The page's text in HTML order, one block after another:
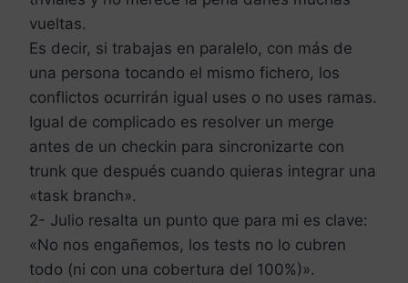
vueltas.
Es decir, si trabajas en paralelo, con más de
una persona tocando el mismo fichero, los
conflictos ocurrirán igual uses o no uses ramas.
Igual de complicado es resolver un merge
antes de un checkin para sincronizarte con
trunk que después cuando quieras integrar una
«task branch».
2- Julio resalta un punto que para mi es clave:
«No nos engañemos, los tests no lo cubren
todo (ni con una cobertura del 100%)».